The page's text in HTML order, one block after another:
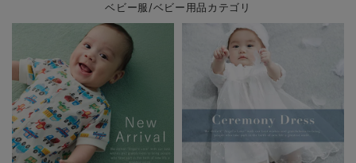
ベビー服/ベビー用品カテゴリ